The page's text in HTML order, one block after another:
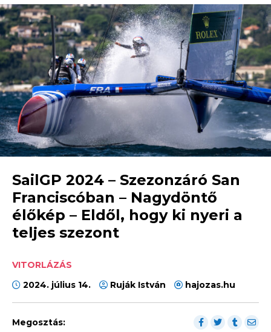
SailGP 2024 – Szezonzáró San
Franciscóban – Nagydöntő
élőkép – Eldől, hogy ki nyeri a
teljes szezont
VITORLÁZÁS
2024. július 14.
Ruják István hajozas.hu
Megosztás: